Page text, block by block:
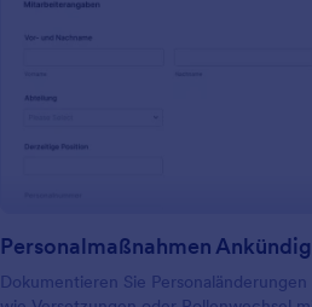
:
Dokumentieren Sie Personaländerungen